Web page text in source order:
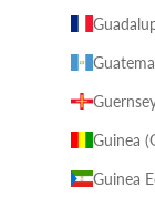
Guinea
Guinea